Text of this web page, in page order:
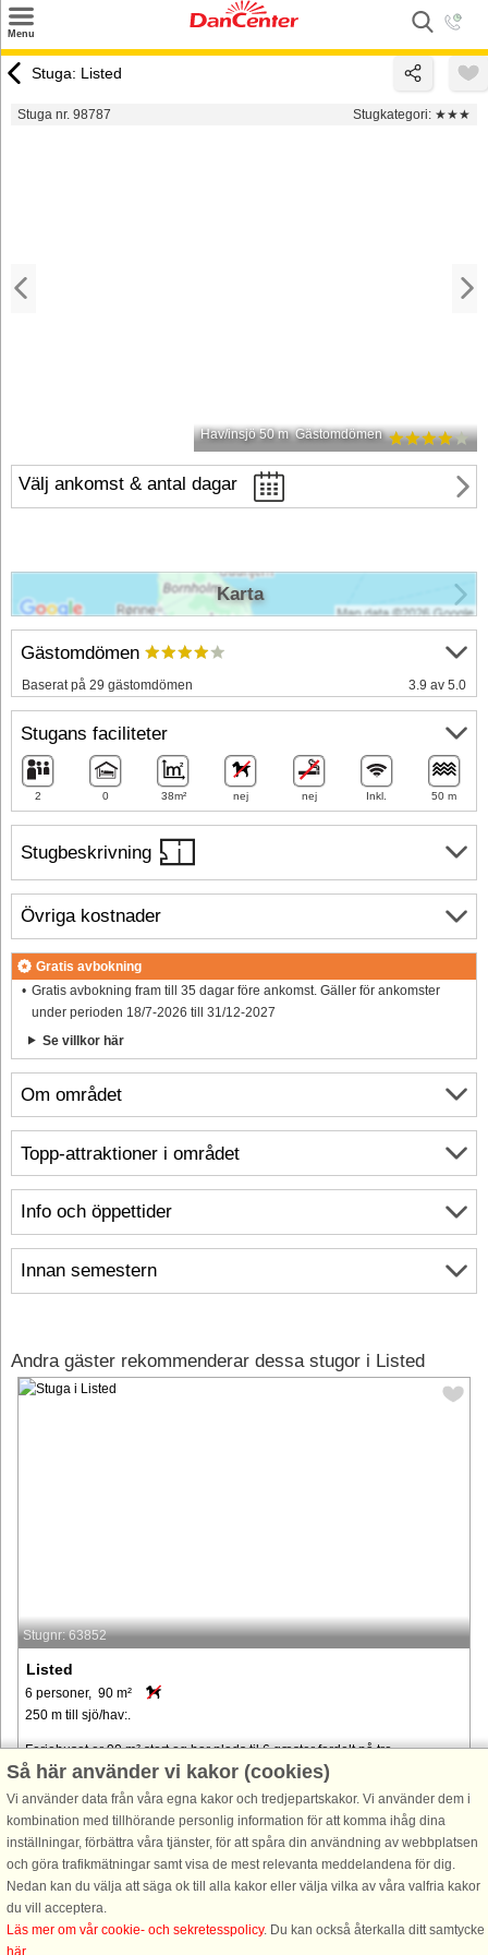
Menu
Tilbud
Stuga: Listed
Stuga nr. 98787 Stugkategori: ★★★
Hav/insjö 50 m Gästomdömen
Välj ankomst & antal dagar
Stugbeskrivning
Om området
Info och öppettider
Innan semestern
Gästomdömen
Baserat på 29 gästomdömen 3.9 av 5.0
Stugans faciliteter
2 0 38m² nej nej Inkl. 50 m
Övriga kostnader
Gratis avbokning
Gratis avbokning fram till 35 dagar före ankomst. Gäller för ankomster
under perioden 18/7-2026 till 31/12-2027
Se villkor här
Karta
Topp-attraktioner i området
Andra gäster rekommenderar dessa stugor i Listed
Stugnr: 63852
Listed
6 personer, 90 m²
250 m till sjö/hav:.
Feriehuset er 90 m² stort og har plads til 6 gæster fordelt på tre
soveværelser. Indretningen gør det muligt for både familier og par at nyde
deres ferie i fredelige omgivelser. Fra huset er der panoramaudsigt ...
från 15.851 SEK
Så här använder vi kakor (cookies)
Vi använder data från våra egna kakor och tredjepartskakor. Vi använder dem i
kombination med tillhörande personlig information för att komma ihåg dina
inställningar, förbättra våra tjänster, för att spåra din användning av webbplatsen
och göra trafikmätningar samt visa de mest relevanta meddelandena för dig.
Nedan kan du välja att säga ok till alla kakor eller välja vilka av våra valfria kakor
du vill acceptera.
Läs mer om vår cookie- och sekretesspolicy. Du kan också återkalla ditt samtycke
här.